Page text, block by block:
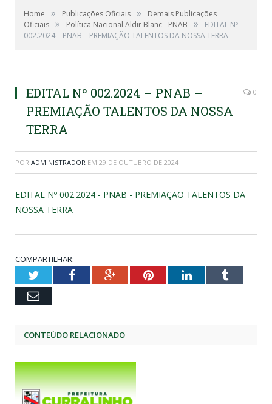
Home » Publicações Oficiais »
Demais Publicações
Oficiais » Política Nacional Aldir Blanc - PNAB »
EDITAL Nº
002.2024 – PNAB – PREMIAÇÃO TALENTOS DA NOSSA TERRA
EDITAL Nº 002.2024 – PNAB –
PREMIAÇÃO TALENTOS DA NOSSA
TERRA
0
POR ADMINISTRADOR EM 29 DE OUTUBRO DE 2024
EDITAL Nº 002.2024 - PNAB - PREMIAÇÃO TALENTOS DA
NOSSA TERRA
COMPARTILHAR:
TwitterFacebookGoogle+PinterestLinkedInTumblr
Email
CONTEÚDO RELACIONADO